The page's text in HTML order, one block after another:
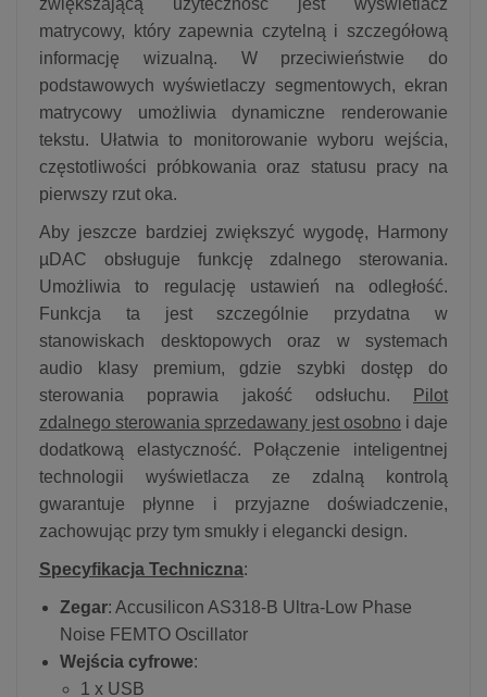
matrycowy, który zapewnia czytelną i szczegółową
informację wizualną. W przeciwieństwie do
podstawowych wyświetlaczy segmentowych, ekran
matrycowy umożliwia dynamiczne renderowanie
tekstu. Ułatwia to monitorowanie wyboru wejścia,
częstotliwości próbkowania oraz statusu pracy na
pierwszy rzut oka.
Aby jeszcze bardziej zwiększyć wygodę, Harmony
µDAC obsługuje funkcję zdalnego sterowania.
Umożliwia to regulację ustawień na odległość.
Funkcja ta jest szczególnie przydatna w
stanowiskach desktopowych oraz w systemach
audio klasy premium, gdzie szybki dostęp do
sterowania poprawia jakość odsłuchu.
Pilot
zdalnego sterowania sprzedawany jest osobno i daje
dodatkową elastyczność. Połączenie inteligentnej
technologii wyświetlacza ze zdalną kontrolą
gwarantuje płynne i przyjazne doświadczenie,
zachowując przy tym smukły i elegancki design.
Specyfikacja Techniczna:
Zegar: Accusilicon AS318-B Ultra-Low Phase
Noise FEMTO Oscillator
Wejścia cyfrowe:
1 x USB